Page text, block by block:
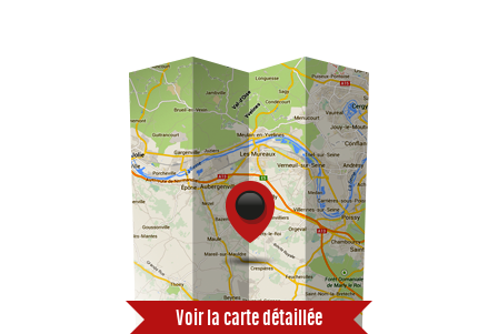
Voir la carte détaillée